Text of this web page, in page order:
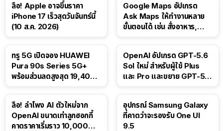
ลือ! Apple อาจขึ้นราคา
iPhone 17 เร็วสุดวันจันทร์นี้
(10 ส.ค. 2026)
Google Maps อัปเกรด
Ask Maps ให้ทำงานหลาย
ขั้นตอนได้ เช่น สั่งอาหาร,
ทรู 5G เปิดจอง HUAWEI
Pura 90s Series 5G+
พร้อมส่วนลดสูงสุด 19,400
OpenAI อัปเกรด GPT-5.6
Sol ใหม่ สำหรับผู้ใช้ Plus
และ Pro และขยาย GPT-5.6
ลือ! ลำโพง AI ตัวใหม่จาก
OpenAI ขนาดเท่าลูกฮอกกี้
คาดราคาเริ่มราว 10,000
อุปกรณ์ Samsung Galaxy
ที่คาดว่าจะรองรับ One UI
9.5